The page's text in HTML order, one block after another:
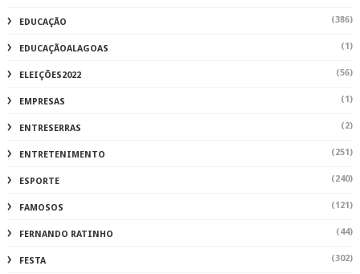
EDUCAÇÃO (386)
EDUCAÇÃOALAGOAS (1)
ELEIÇÕES2022 (56)
EMPRESAS (1)
ENTRESERRAS (2)
ENTRETENIMENTO (251)
ESPORTE (240)
FAMOSOS (121)
FERNANDO RATINHO (44)
FESTA (302)